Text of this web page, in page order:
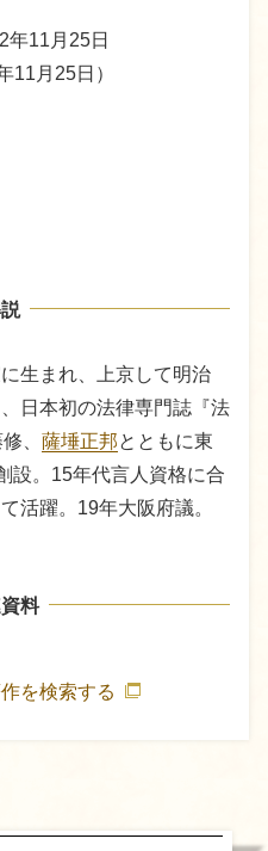
年11月25日
11月25日）
生まれ、上京して明治
日本初の法律専門誌『法
、 薩埵正邦とともに東
設。15年代言人資格に合
活躍。19年大阪府議。
料
を検索する